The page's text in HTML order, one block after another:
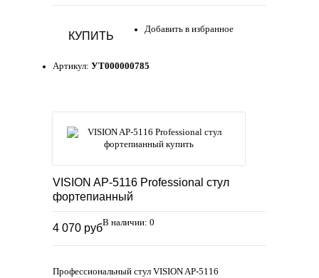
КУПИТЬ
Добавить в избранное
Артикул: УТ000000785
VISION AP-5116 Professional стул
фортепианный
4 070 рубВ наличии: 0
Профессиональный стул VISION AP-5116